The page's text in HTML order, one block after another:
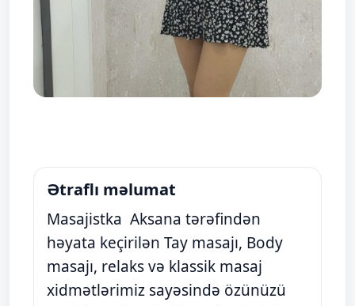
Ətraflı məlumat
Masajistka Aksana tərəfindən
həyata keçirilən Tay masajı, Body
masajı, relaks və klassik masaj
xidmətlərimiz sayəsində özünüzü